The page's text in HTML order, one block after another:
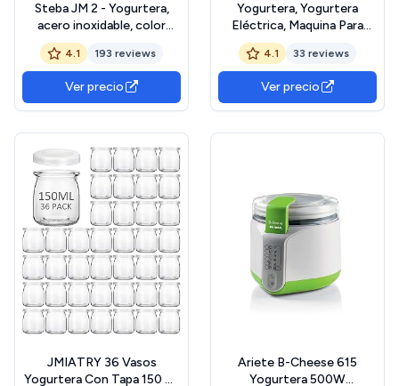
Steba JM 2 - Yogurtera,
acero inoxidable, color
blanco
4.1 193 reviews
Ver precio
Yogurtera, Yogurtera
Eléctrica, Maquina Para
Hacer Yogur Casero,
Yogurtera para Yogur,
Queso Fresco y Queso
Crema, con 9 Tarros de 170
ml con Tapa, con
4.1 33 reviews
Ver precio
JMIATRY 36 Vasos
Yogurtera Con Tapa 150 ml,
Ariete B-Cheese 615
Yogurtera 500W